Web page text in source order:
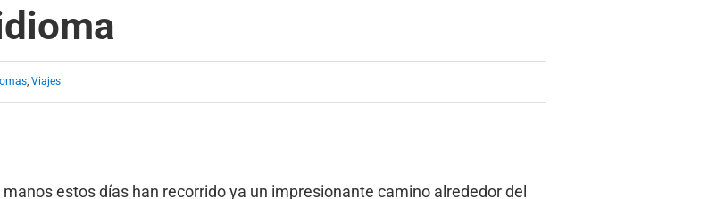
, Viajes
estos días han recorrido ya un impresionante camino alrededor del